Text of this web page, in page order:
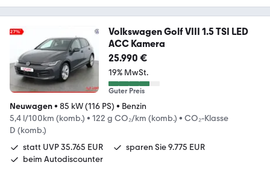
Volkswagen Golf VIII 1.5 TSI LED
ACC Kamera
25.990 €
19% MwSt.
Guter Preis
Neuwagen• 85 kW (116 PS) • Benzin
5,4 l/100km (komb.) • 122 g CO₂/km (komb.) • CO₂-Klasse
D (komb.)
statt UVP 35.765 EUR
sparen Sie 9.775 EUR
beim Autodiscounter